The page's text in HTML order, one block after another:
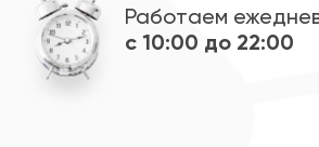
Работаем
с 10:00 до 22:00